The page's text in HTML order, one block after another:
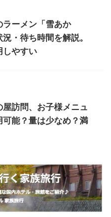
ラーメン「雪あか
・待ち時間を解説。
しやすい
訪問、お子様メニュ
可能？量は少なめ？満